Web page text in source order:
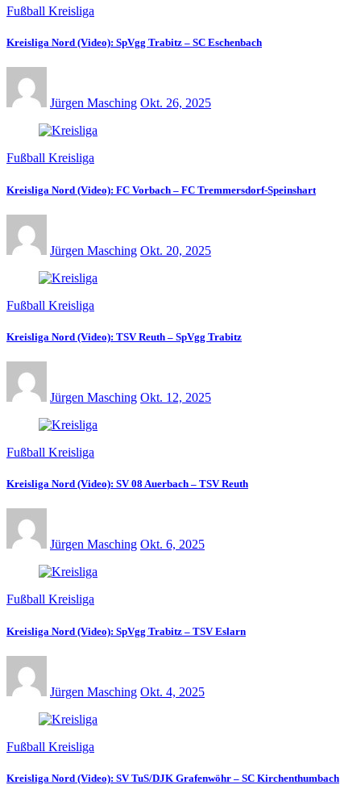
Fußball Kreisliga
Kreisliga Nord (Video): SpVgg Trabitz – SC Eschenbach
Jürgen Masching Okt. 26, 2025
Fußball Kreisliga
Kreisliga Nord (Video): FC Vorbach – FC Tremmersdorf-Speinshart
Jürgen Masching Okt. 20, 2025
Fußball Kreisliga
Kreisliga Nord (Video): TSV Reuth – SpVgg Trabitz
Jürgen Masching Okt. 12, 2025
Fußball Kreisliga
Kreisliga Nord (Video): SV 08 Auerbach – TSV Reuth
Jürgen Masching Okt. 6, 2025
Fußball Kreisliga
Kreisliga Nord (Video): SpVgg Trabitz – TSV Eslarn
Jürgen Masching Okt. 4, 2025
Fußball Kreisliga
Kreisliga Nord (Video): SV TuS/DJK Grafenwöhr – SC Kirchenthumbach